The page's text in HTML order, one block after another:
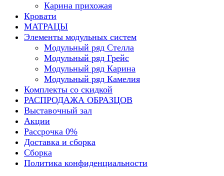
Карина прихожая
Кровати
МАТРАЦЫ
Элементы модульных систем
Модульный ряд Стелла
Модульный ряд Грейс
Модульный ряд Карина
Модульный ряд Камелия
Комплекты со скидкой
РАСПРОДАЖА ОБРАЗЦОВ
Выставочный зал
Акции
Рассрочка 0%
Доставка и сборка
Сборка
Политика конфиденциальности